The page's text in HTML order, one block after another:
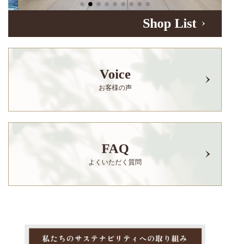
Shop List
Voice
お客様の声
FAQ
よくいただく質問